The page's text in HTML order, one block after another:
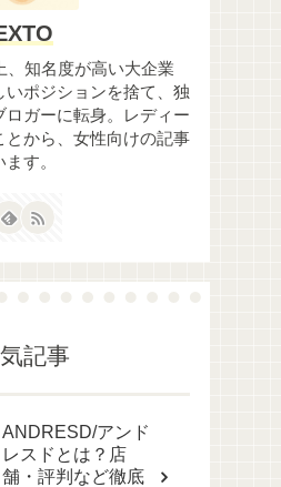
、知名度が高い大企業
ポジションを捨て、独
ガーに転身。レディー
とから、女性向けの記事
す。
記事
ANDRESD/アンド
レスドとは？店
舗・評判など徹底